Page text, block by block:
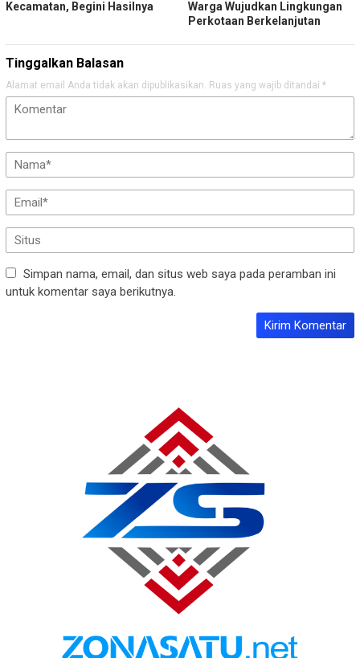
Kecamatan, Begini Hasilnya
Warga Wujudkan Lingkungan
Perkotaan Berkelanjutan
Tinggalkan Balasan
Alamat email Anda tidak akan dipublikasikan. Ruas yang wajib ditandai *
Simpan nama, email, dan situs web saya pada peramban ini
untuk komentar saya berikutnya.